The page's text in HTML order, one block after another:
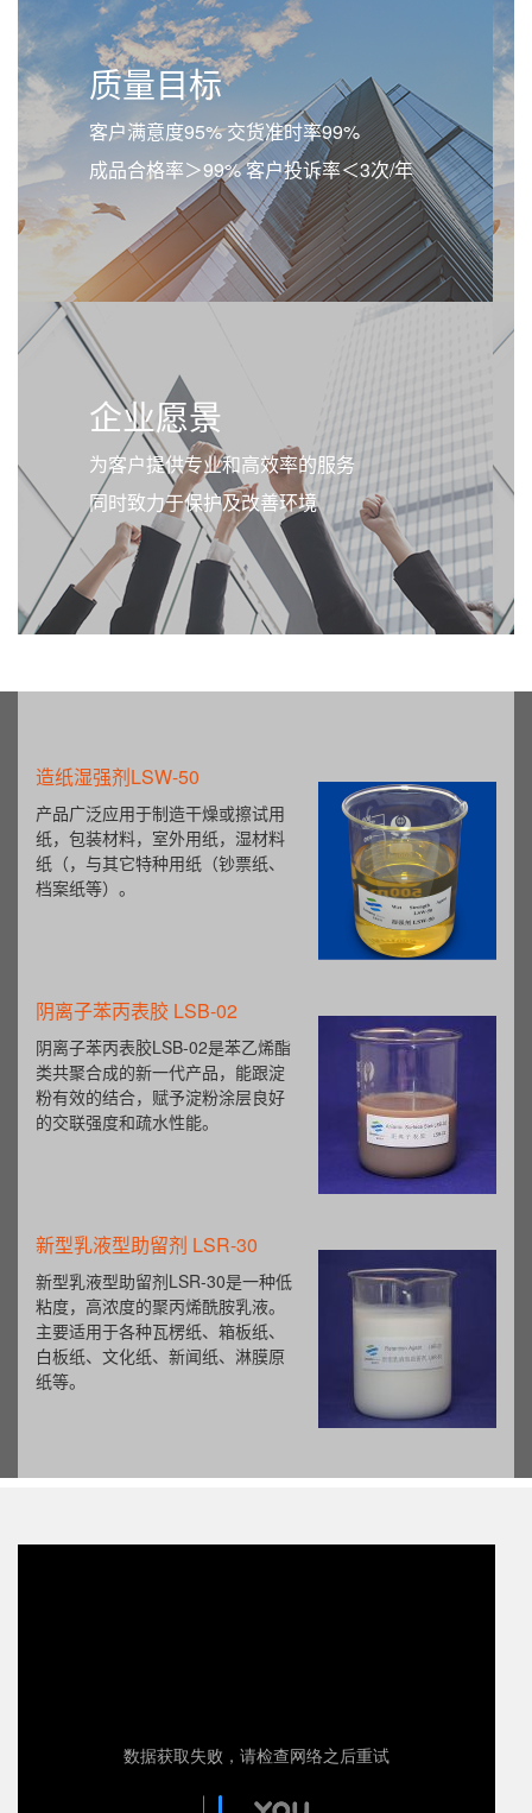
质量目标
客户满意度95% 交货准时率99%
成品合格率＞99% 客户投诉率＜3次/年
企业愿景
为客户提供专业和高效率的服务
同时致力于保护及改善环境
造纸湿强剂LSW-50
产品广泛应用于制造干燥或擦试用
纸，包装材料，室外用纸，湿材料
纸（，与其它特种用纸（钞票纸、
档案纸等）。
阴离子苯丙表胶 LSB-02
阴离子苯丙表胶LSB-02是苯乙烯酯
类共聚合成的新一代产品，能跟淀
粉有效的结合，赋予淀粉涂层良好
的交联强度和疏水性能。
新型乳液型助留剂 LSR-30
新型乳液型助留剂LSR-30是一种低
粘度，高浓度的聚丙烯酰胺乳液。
主要适用于各种瓦楞纸、箱板纸、
白板纸、文化纸、新闻纸、淋膜原
纸等。